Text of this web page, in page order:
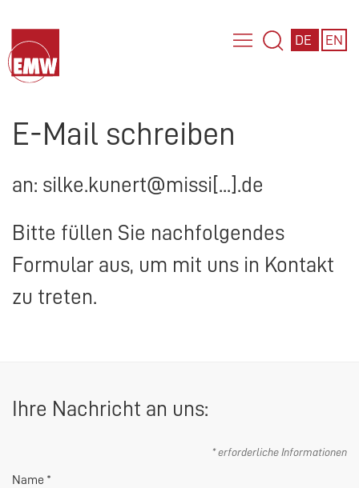
DE EN
E-Mail schreiben
an: silke.kunert@missi[...].de
Bitte füllen Sie nachfolgendes
Formular aus, um mit uns in Kontakt
zu treten.
Ihre Nachricht an uns:
* erforderliche Informationen
Name *